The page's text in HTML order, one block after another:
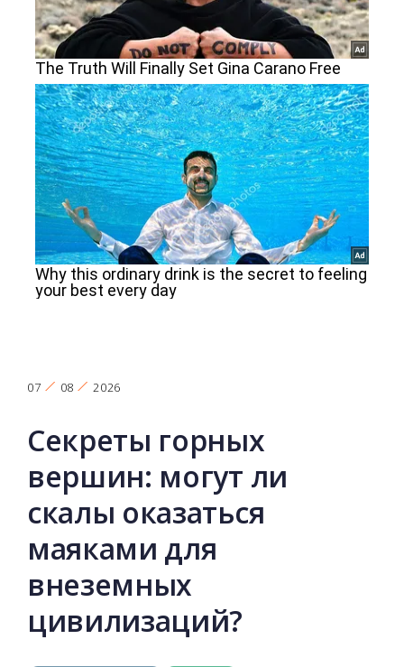
07 08 2026
Секреты горных
вершин: могут ли
скалы оказаться
маяками для
внеземных
цивилизаций?